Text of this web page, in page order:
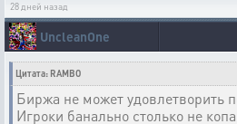
28 дней назад
UncleanOne
Цитата: RAMBO
Биржа не может удовлетворить
Игроки банально столько не